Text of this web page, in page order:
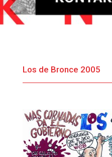
Los de Bronce 2005